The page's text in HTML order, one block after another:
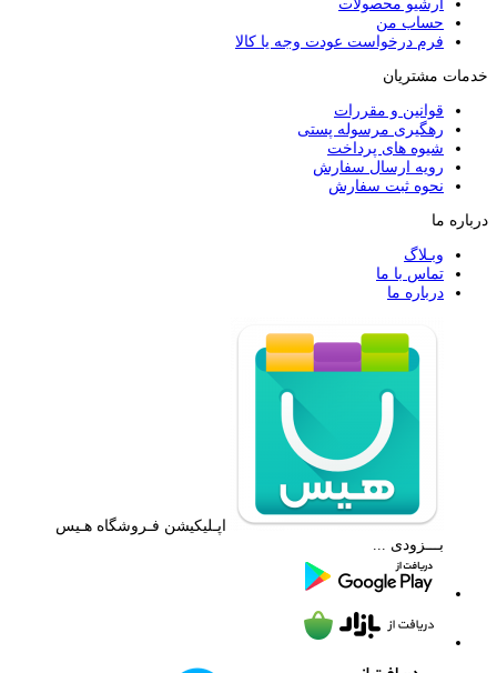
آرشیو محصولات
حساب من
فرم درخواست عودت وجه یا کالا
خدمات مشتریان
قوانین و مقررات
رهگیری مرسوله پستی
شیوه های پرداخت
رویه ارسال سفارش
نحوه ثبت سفارش
درباره ما
وبـلاگ
تماس با ما
درباره ما
اپـلیکیشن فـروشگاه هـیس
بـــزودی ...